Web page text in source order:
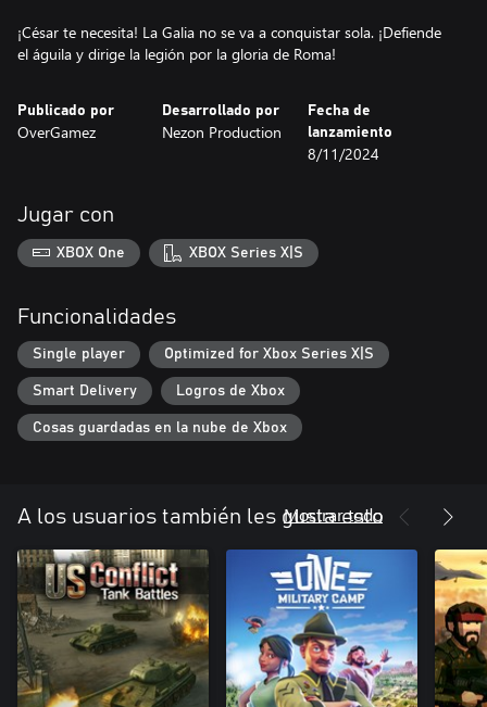
¡César te necesita! La Galia no se va a conquistar sola. ¡Defiende
el águila y dirige la legión por la gloria de Roma!
Publicado por
OverGamez
Desarrollado por
Nezon Production
Fecha de
lanzamiento
8/11/2024
Jugar con
XBOX One XBOX Series X|S
Funcionalidades
Single player Optimized for Xbox Series X|S
Smart Delivery Logros de Xbox
Cosas guardadas en la nube de Xbox
A los usuarios también les gusta esto
Mostrar todo